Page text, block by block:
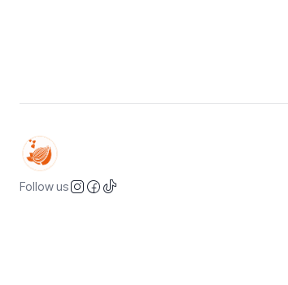
Follow us